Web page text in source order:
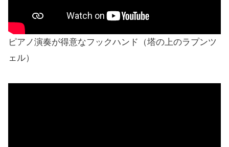
ピアノ演奏が得意なフックハンド（塔の上のラプンツ
ェル）